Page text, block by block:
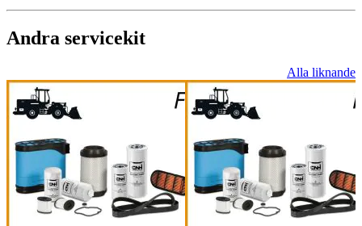
Andra servicekit
Alla liknande